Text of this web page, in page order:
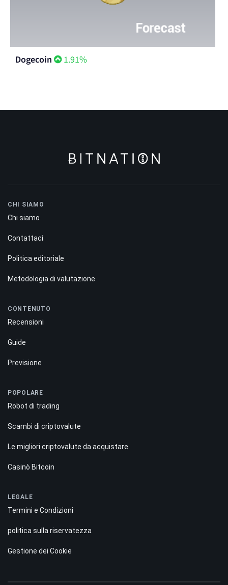
Dogecoin 1.91%
CHI SIAMO
Chi siamo
Contattaci
Politica editoriale
Metodologia di valutazione
CONTENUTO
Recensioni
Guide
Previsione
POPOLARE
Robot di trading
Scambi di criptovalute
Le migliori criptovalute da acquistare
Casinò Bitcoin
LEGALE
Termini e Condizioni
politica sulla riservatezza
Gestione dei Cookie